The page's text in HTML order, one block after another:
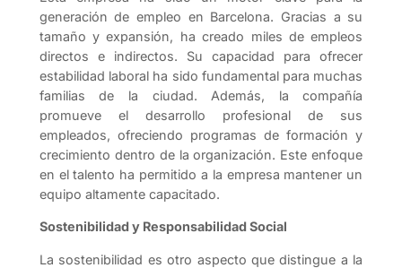
generación de empleo en Barcelona. Gracias a su
tamaño y expansión, ha creado miles de empleos
directos e indirectos. Su capacidad para ofrecer
estabilidad laboral ha sido fundamental para muchas
familias de la ciudad. Además, la compañía
promueve el desarrollo profesional de sus
empleados, ofreciendo programas de formación y
crecimiento dentro de la organización. Este enfoque
en el talento ha permitido a la empresa mantener un
equipo altamente capacitado.
Sostenibilidad y Responsabilidad Social
La sostenibilidad es otro aspecto que distingue a la